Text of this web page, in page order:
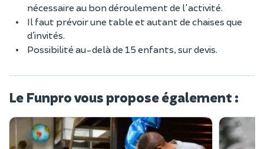
nécessaire au bon déroulement de l'activité.
Il faut prévoir une table et autant de chaises que
d’invités.
Possibilité au-delà de 15 enfants, sur devis.
Le Funpro vous propose également :